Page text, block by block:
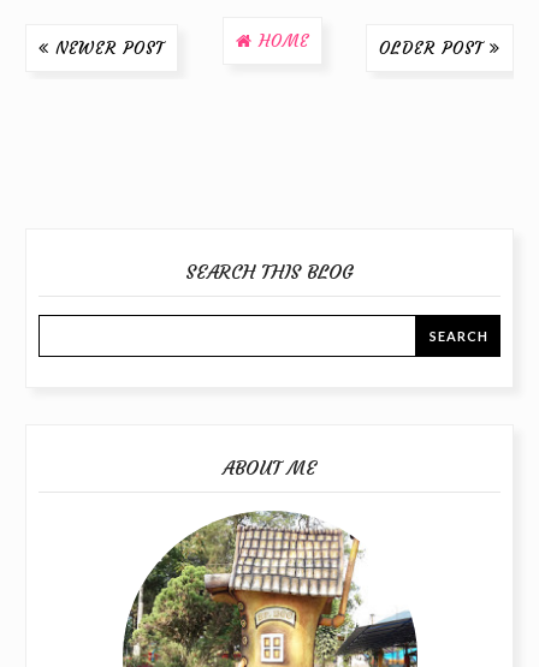
NEWER POST OLDER POST
HOME
SEARCH THIS BLOG
ABOUT ME